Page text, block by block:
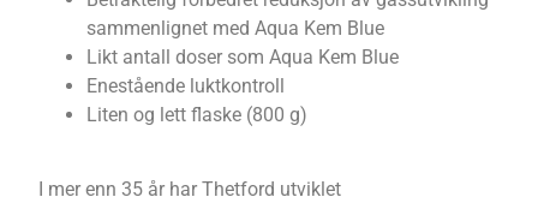
sammenlignet med Aqua Kem Blue
Likt antall doser som Aqua Kem Blue
Enestående luktkontroll
Liten og lett flaske (800 g)
I mer enn 35 år har Thetford utviklet